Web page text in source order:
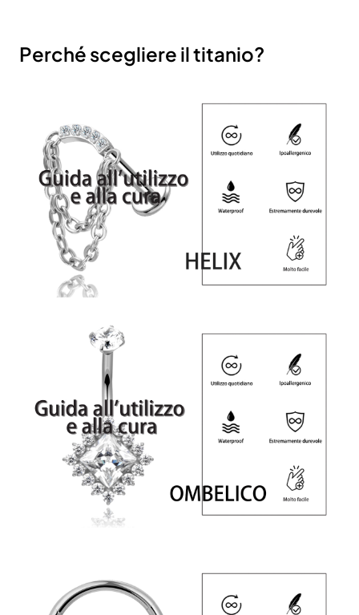
Iscriviti alla nostra newsletter e ottieni uno
Perché scegliere il titanio?